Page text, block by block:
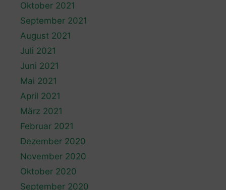
Oktober 2021
September 2021
August 2021
Juli 2021
Juni 2021
Mai 2021
April 2021
März 2021
Februar 2021
Dezember 2020
November 2020
Oktober 2020
September 2020